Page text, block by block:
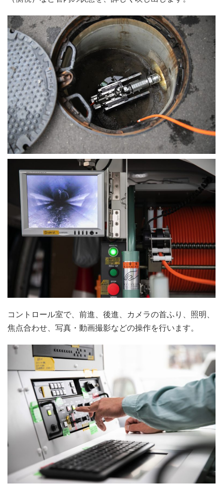
コントロール室で、前進、後進、カメラの首ふり、照明、
焦点合わせ、写真・動画撮影などの操作を行います。